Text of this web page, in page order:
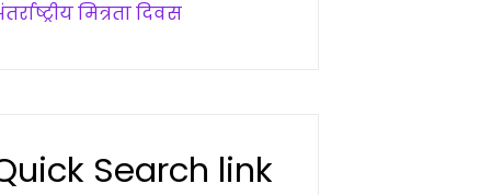
मित्रता दिवस
Search link